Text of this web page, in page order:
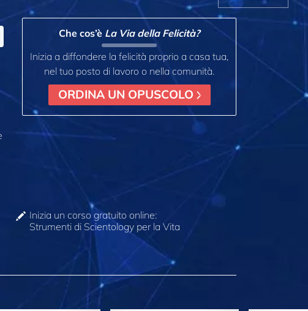
Che cos’è La Via della Felicità?
Inizia a diffondere la felicità proprio a casa tua,
nel tuo posto di lavoro o nella comunità.
ORDINA UN OPUSCOLO
Inizia un corso gratuito online:
Strumenti di Scientology per la Vita